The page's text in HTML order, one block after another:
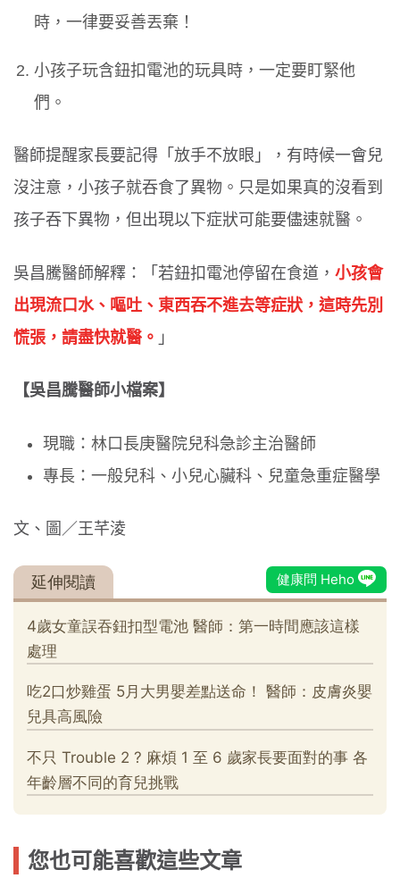
時，一律要妥善丟棄！
小孩子玩含鈕扣電池的玩具時，一定要盯緊他
們。
醫師提醒家長要記得「放手不放眼」，有時候一會兒
沒注意，小孩子就吞食了異物。只是如果真的沒看到
孩子吞下異物，但出現以下症狀可能要儘速就醫。
吳昌騰醫師解釋：「若鈕扣電池停留在食道， 小孩會
出現流口水、嘔吐、東西吞不進去等症狀，這時先別
慌張，請盡快就醫。 」
【吳昌騰醫師小檔案】
現職：林口長庚醫院兒科急診主治醫師
專長：一般兒科、小兒心臟科、兒童急重症醫學
文、圖／王芊淩
您也可能喜歡這些文章